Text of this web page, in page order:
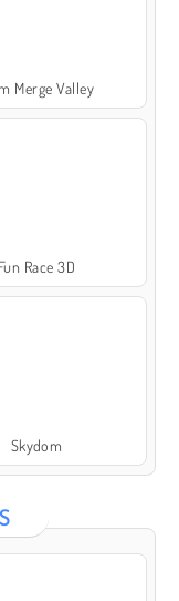
Merge Valley
Fun Race 3D
Skydom